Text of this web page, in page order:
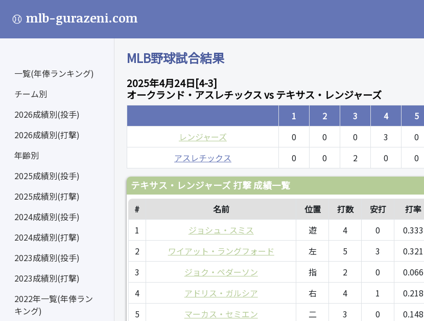
mlb-gurazeni.com
一覧(年俸ランキング)
チーム別
2026成績別(投手)
2026成績別(打撃)
年齢別
2025成績別(投手)
2025成績別(打撃)
2024成績別(投手)
2024成績別(打撃)
2023成績別(投手)
2023成績別(打撃)
2022年一覧(年俸ラン
キング)
MLB野球試合結果
2025年4月24日[4-3]
オークランド・アスレチックス vs テキサス・レンジャーズ
1 2 3 4 5
レンジャーズ
0 0 0 3 0
アスレチックス
0 0 2 0 0
テキサス・レンジャーズ 打撃 成績一覧
# 名前 位置 打数 安打 打率
1
ジョシュ・スミス 遊 4 0 0.333
2
ワイアット・ラングフォード 左 5 3 0.321
3
ジョク・ペダーソン 指 2 0 0.066
4
アドリス・ガルシア 右 4 1 0.218
5
マーカス・セミエン 二 3 0 0.148